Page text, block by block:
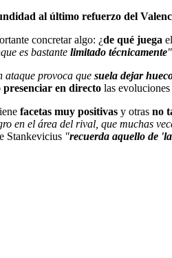
al último refuerzo del
concretar algo: ¿de qué juega
es bastante limitado técnicamente"
ataque provoca que suela dejar
presenciar en directo las
facetas muy positivas y otras no
en el área del rival, que muchas
Stankevicius "recuerda aquello de